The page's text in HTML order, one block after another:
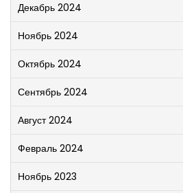
Декабрь 2024
Ноябрь 2024
Октябрь 2024
Сентябрь 2024
Август 2024
Февраль 2024
Ноябрь 2023